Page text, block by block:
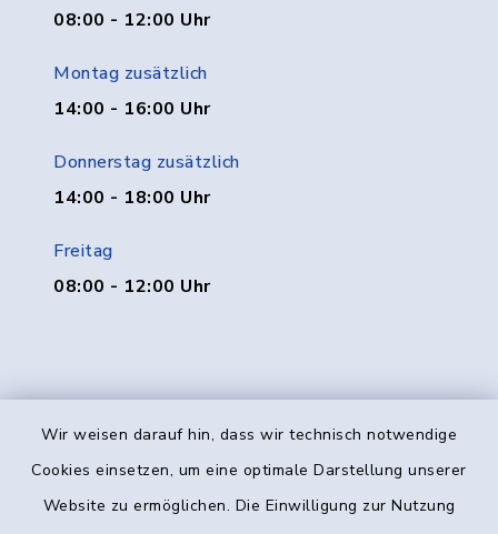
Wir weisen darauf hin, dass wir technisch notwendige
Cookies einsetzen, um eine optimale Darstellung unserer
Website zu ermöglichen. Die Einwilligung zur Nutzung
08:00 - 12:00 Uhr
Montag zusätzlich
14:00 - 16:00 Uhr
Donnerstag zusätzlich
14:00 - 18:00 Uhr
Freitag
08:00 - 12:00 Uhr
Kontakt